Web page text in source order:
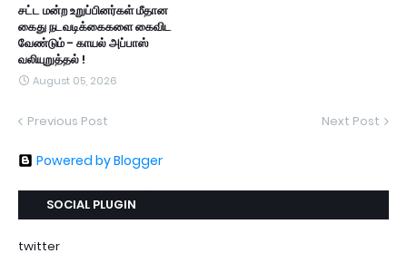
சட்ட மன்ற உறுப்பினர்கள் மீதான
கைது நடவடிக்கைகளை கைவிட
வேண்டும் - காயல் அப்பாஸ்
வலியுறுத்தல் !
August 05, 2026
Previous Post Next Post
Powered by Blogger
SOCIAL PLUGIN
twitter